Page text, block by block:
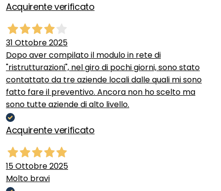
Acquirente verificato
31 Ottobre 2025
Dopo aver compilato il modulo in rete di
"ristrutturazioni", nel giro di pochi giorni, sono stato
contattato da tre aziende locali dalle quali mi sono
fatto fare il preventivo. Ancora non ho scelto ma
sono tutte aziende di alto livello.
Acquirente verificato
15 Ottobre 2025
Molto bravi